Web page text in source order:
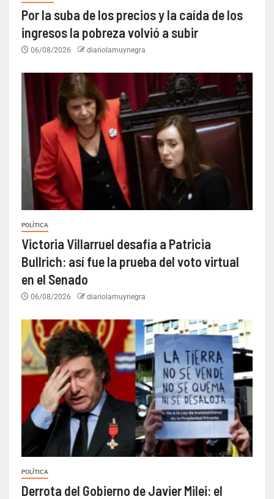
Por la suba de los precios y la caída de los
ingresos la pobreza volvió a subir
06/08/2026 diariolamuynegra
POLÍTICA
Victoria Villarruel desafía a Patricia
Bullrich: así fue la prueba del voto virtual
en el Senado
06/08/2026 diariolamuynegra
POLÍTICA
Derrota del Gobierno de Javier Milei: el